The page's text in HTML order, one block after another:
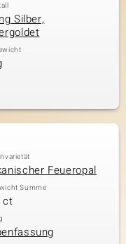
Silber,
Feueropal
Summe
ct